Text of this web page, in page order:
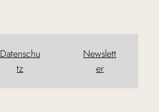
Datenschu
tz
Newslett
er